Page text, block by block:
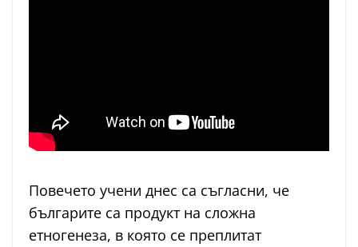
Повечето учени днес са съгласни, че
българите са продукт на сложна
етногенеза, в която се преплитат